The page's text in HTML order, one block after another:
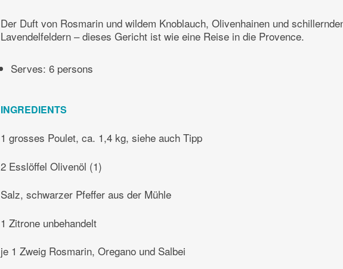
Der Duft von Rosmarin und wildem Knoblauch, Olivenhainen und
Lavendelfeldern – dieses Gericht ist wie eine Reise in die Provence.
Serves: 6 persons
INGREDIENTS
1 grosses Poulet, ca. 1,4 kg, siehe auch Tipp
2 Esslöffel Olivenöl (1)
Salz, schwarzer Pfeffer aus der Mühle
1 Zitrone unbehandelt
je 1 Zweig Rosmarin, Oregano und Salbei